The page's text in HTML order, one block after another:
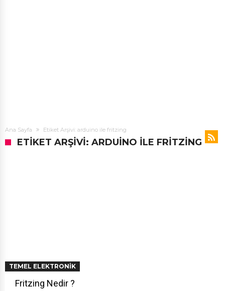
Ana Sayfa Etiket Arşivi: arduino ile fritzing
ETIKET ARŞIVI: ARDUINO ILE FRITZING
TEMEL ELEKTRONIK
Fritzing Nedir ?